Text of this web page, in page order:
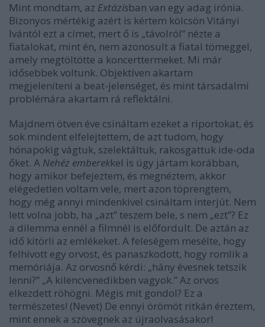
Mint mondtam, az Extázisban van egy adag irónia.
Bizonyos mértékig azért is kértem kölcsön Vitányi
Ivántól ezt a címet, mert ő is „távolról” nézte a
fiatalokat, mint én, nem azonosult a fiatal tömeggel,
amely megtöltötte a koncerttermeket. Mi már
idősebbek voltunk. Objektíven akartam
megjeleníteni a beat-jelenséget, és mint társadalmi
problémára akartam rá reflektálni.
Majdnem ötven éve csináltam ezeket a riportokat, és
sok mindent elfelejtettem, de azt tudom, hogy
hónapokig vágtuk, szelektáltuk, rakosgattuk ide-oda
őket. A Nehéz emberekkel is úgy jártam korábban,
hogy amikor befejeztem, és megnéztem, akkor
elégedetlen voltam vele, mert azon töprengtem,
hogy még annyi mindenkivel csináltam interjút. Nem
lett volna jobb, ha „azt” teszem bele, s nem „ezt”? Ez
a dilemma ennél a filmnél is előfordult. De aztán az
idő kitörli az emlékeket. A feleségem mesélte, hogy
felhívott egy orvost, és panaszkodott, hogy romlik a
memóriája. Az orvosnő kérdi: „hány évesnek tetszik
lenni?” „A kilencvenedikben vagyok.” Az orvos
elkezdett röhögni. Mégis mit gondol? Ez a
természetes! (Nevet) De ennyi örömöt ritkán éreztem,
mint ennek a szövegnek az újraolvasásakor!